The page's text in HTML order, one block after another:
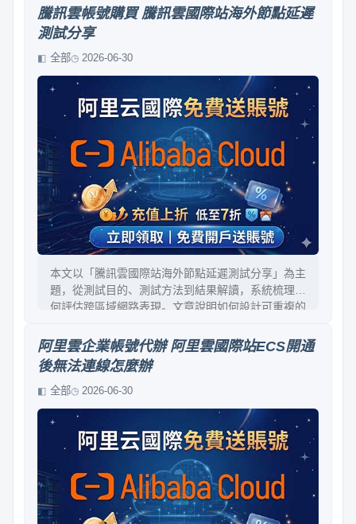
用戶體驗為導向的分層策略：就近接入、路由與回源
優化、DNS/Anycast、CDN與快取、連線復用、
TCP/QUIC調優及容量治理。最後給出度量指標、驗
證流程與風險控管，讓方案可落地、可驗證、可迭
代。
騰訊雲帳號購買 騰訊雲國際站海外節點延遲
測試分享
全部 2026-06-30
本文以「騰訊雲國際站海外節點延遲測試分享」為主
題，從測試目的、測試方法到結果解讀，系統梳理如
何評估跨區域網路表現。文章說明如何設計可重複的
排除異常。並討論延遲背後的路徑、擁塞與帶寬差
異，最後給出面向實務的優化建議，幫助你把數據變
成決策。
阿里雲企業帳號代辦 阿里雲國際站ECS開通
後無法連線怎麼辦
全部 2026-06-30